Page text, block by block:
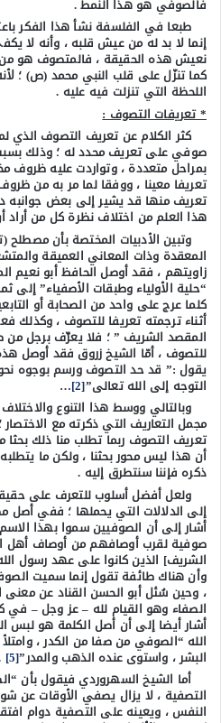
فالصوفي هو هذا النمط .
طبعا في الفلسفة نشأ هذا الفكر
إنما لا بد له من عيش قلبه ، وأنه لا
نعيش هذه الحقيقة ، فالمتصوف هو من
كما تنزّل على قلب النبي محمد (ص) ؛
اللحظة التي تنزلت فيه عليه .
* تعريفات التصوف :
كثر الكلام عن تعريف التصوف الذي
صوفي على تعريف محدد له ؛ وذلك
بمراحل متعددة ، وتواردت عليه ظروف
تعريفا معينا ، ووفقا لما مر به من
تعريف منها قد يشير إلى بعض جوانبه
هذا العلم من اختلاف نظرة كل من
وتبين الأدبيات المختصة بأن
المعقدة وذات المعاني العميقة
“حلية الأولياء وطبقات الأصفياء” إلى
كلما عرج على واحد من الصحابة أو
أثناء ترجمته تعريفا للتصوف ، وكذلك
المقصد الشريف ” ؛ فلا يعرِّف برجل من
للتصوف ، أمّا الشيخ زروق فقد أوصل
يقول :” قد حد التصوف ورسم بوجوه
التوجه إلى الله تعالى”[2]
…
وبالتالي ووسط هذا التنوع
مجمل التعاريف التي ذكرته مع
تعريف التصوف ربما تطلب منا ذلك بحثا
أن هذا ليس محور بحثنا ، ولكن ما
ذكره فإننا سنتطرق إليه .
ولعل أفضل أسلوب للتعرف على
إلى الدلالات التي يحملها ؛ ففي
أشار إلى أن الصوفيين سموا بهذا
صوفية لقرب أوصافهم من أوصاف أهل
الشريف] الذين كانوا على عهد رسول
وأن هناك طائفة تقول إنما سميت
، وحين سُئل أبو الحسن القناد عن
الصفاء وهو القيام لله – عز وجل – في
أشار أيضا إلى أن أصل الكلمة هو لبس
الله “الصوفي من صفا من الكدر ،
البشر ، واستوى عنده الذهب والمدر”[5]
أما الشيخ السهروردي فيقول بأن
التصفية ، لا يزال يصفي الأوقات عن
النفس ، ويعينه على التصفية دوام